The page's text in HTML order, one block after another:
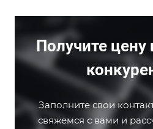
Получите
Заполните свои
свяжемся с вами и